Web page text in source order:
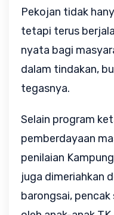
Pekojan tidak
tetapi terus
nyata bagi
dalam tindakan,
tegasnya.
Selain program
pemberdayaan
penilaian
juga dimeriahkan
barongsai,